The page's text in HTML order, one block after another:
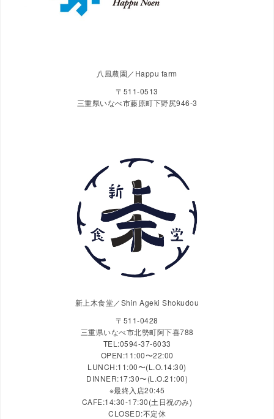
八風農園／Happu farm
〒511-0513
三重県いなべ市藤原町下野尻946-3
新上木食堂／Shin Ageki Shokudou
〒511-0428
三重県いなべ市北勢町阿下喜788
TEL:0594-37-6033
OPEN:11:00〜22:00
LUNCH:11:00〜(L.O.14:30)
DINNER:17:30〜(L.O.21:00)
※最終入店20:45
CAFE:14:30-17:30(土日祝のみ)
CLOSED:不定休